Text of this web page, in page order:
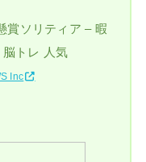
賞ソリティア – 暇
トレ 人気
Inc